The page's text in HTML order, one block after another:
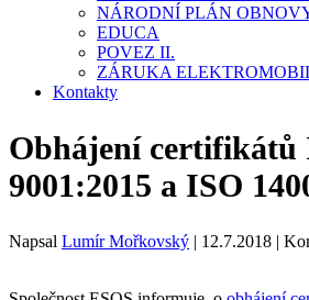
NÁRODNÍ PLÁN
EDUCA
POVEZ II.
ZÁRUKA
Kontakty
Obhájení certifikátů
9001:2015 a ISO
Napsal Lumír Mořkovský | 12.7.2018 |